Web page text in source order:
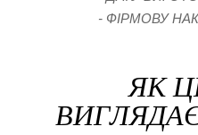
- ФІРМОВУ
ЯК